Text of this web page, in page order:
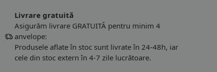
Livrare gratuită
Asigurăm livrare GRATUITĂ pentru minim 4
anvelope:
Produsele aflate în stoc sunt livrate în 24-48h, iar
cele din stoc extern în 4-7 zile lucrătoare.